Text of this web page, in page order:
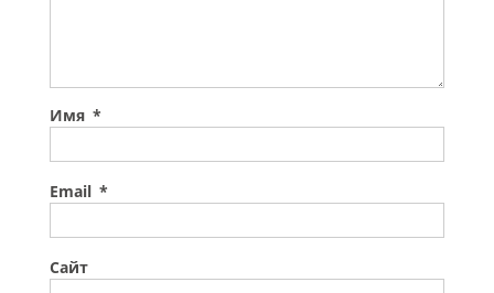
Имя *
Email *
Сайт